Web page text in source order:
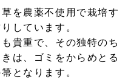
を農薬不使用で栽培す
しています。
貴重で、その独特のち
は、ゴミをからめとる
となります。